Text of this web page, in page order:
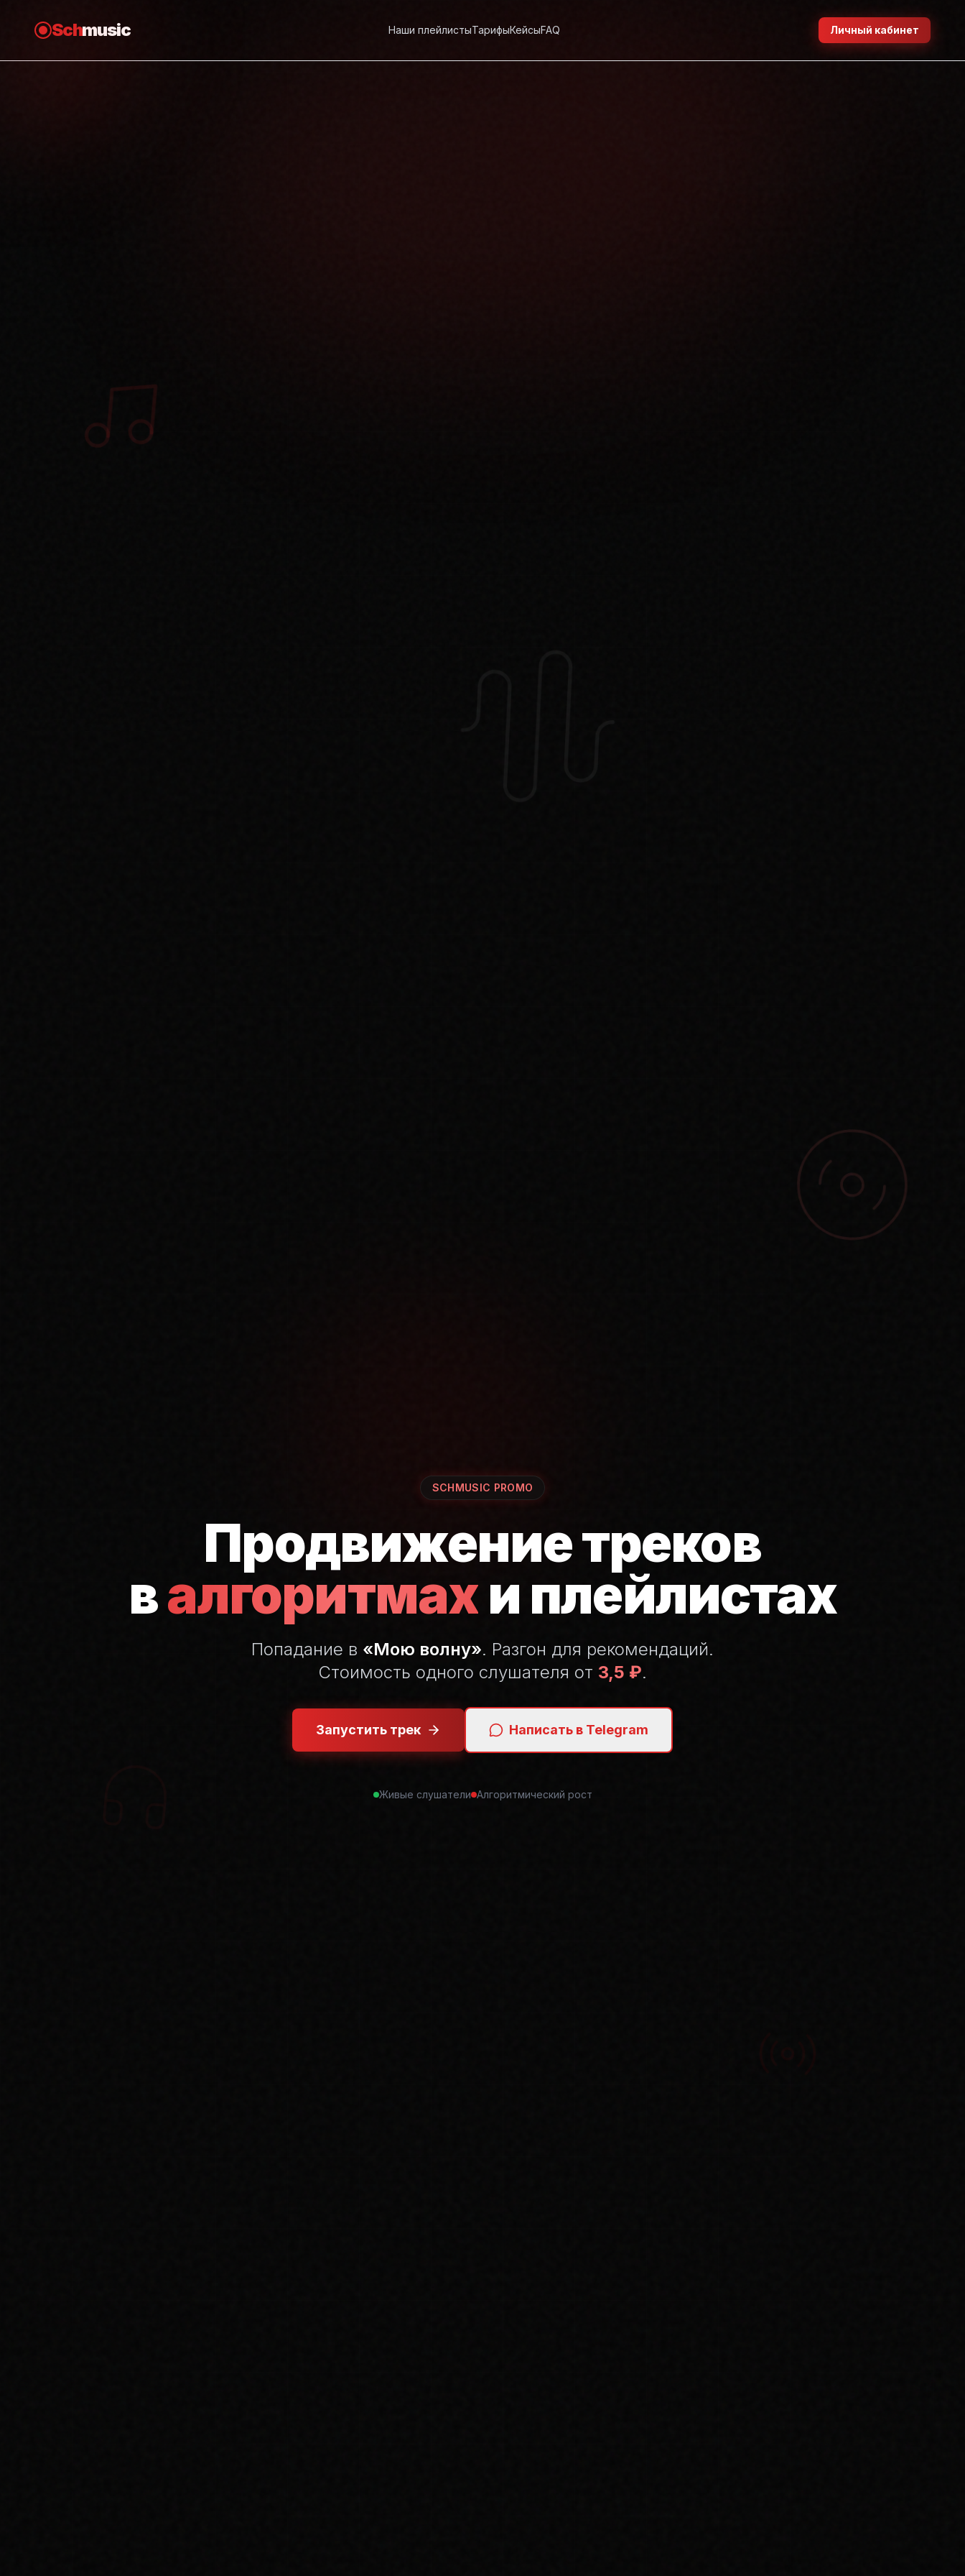
Schmusic Наши плейлистыТарифыКейсыFAQ Личный кабинет
SCHMUSIC PROMO
Продвижение треков
валгоритмахи плейлистах
Попадание в «Мою волну». Разгон для рекомендаций.
Стоимость одного слушателя от 3,5 ₽.
Запустить трек Написать в Telegram
Живые слушатели Алгоритмический рост